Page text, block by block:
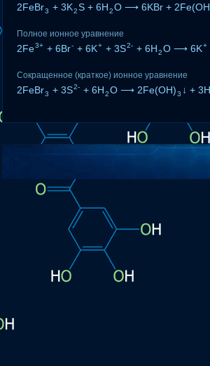
2FeBr3 + 3K2S + 6H2O ⟶ 6KBr +
Полное ионное уравнение
2Fe3+ + 6Br- + 6K+ + 3S2- + 6H2O ⟶ 6K+
Сокращенное (краткое) ионное уравнение
2FeBr3 + 3S2- + 6H2O ⟶ 2Fe(OH)3 ↓ + 3H